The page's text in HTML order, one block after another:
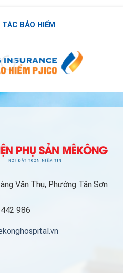
BẢO HIỂM
Văn Thụ, Phường Tân Sơn
986